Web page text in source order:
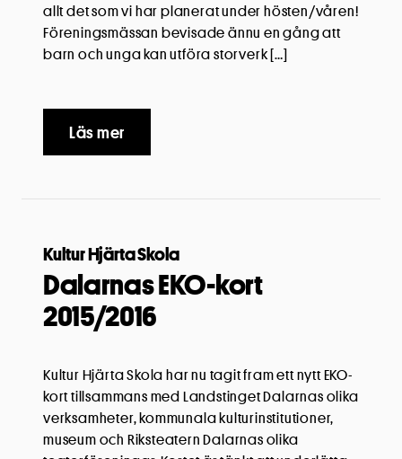
allt det som vi har planerat under hösten/våren!
Föreningsmässan bevisade ännu en gång att
barn och unga kan utföra storverk […]
Läs mer
Kultur Hjärta Skola
Dalarnas EKO-kort
2015/2016
Kultur Hjärta Skola har nu tagit fram ett nytt EKO-
kort tillsammans med Landstinget Dalarnas olika
verksamheter, kommunala kulturinstitutioner,
museum och Riksteatern Dalarnas olika